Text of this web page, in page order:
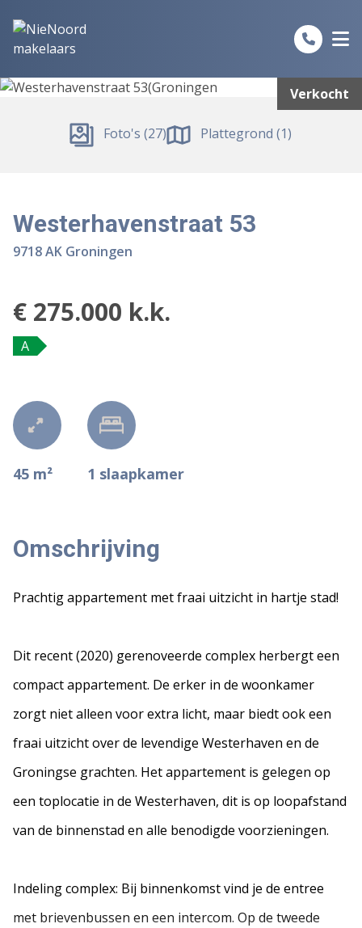
Verkocht
Foto's (27) Plattegrond (1)
Westerhavenstraat 53
9718 AK Groningen
€ 275.000 k.k.
A
45 m² 1 slaapkamer
Omschrijving
Prachtig appartement met fraai uitzicht in hartje stad!
Dit recent (2020) gerenoveerde complex herbergt een
compact appartement. De erker in de woonkamer
zorgt niet alleen voor extra licht, maar biedt ook een
fraai uitzicht over de levendige Westerhaven en de
Groningse grachten. Het appartement is gelegen op
een toplocatie in de Westerhaven, dit is op loopafstand
van de binnenstad en alle benodigde voorzieningen.
Indeling complex: Bij binnenkomst vind je de entree
met brievenbussen en een intercom. Op de tweede